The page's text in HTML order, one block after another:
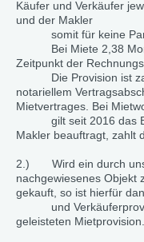
Käufer und Verkäufer
und der Makler
somit für keine
Bei Miete 2,38
Zeitpunkt der
Die Provision ist
notariellem
Mietvertrages. Bei
gilt seit 2016 das
Makler beauftragt, zahlt
2.) Wird ein durch uns
nachgewiesenes Objekt
gekauft, so ist hierfür
und
geleisteten Mietprovision.